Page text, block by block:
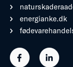
energianke.dk